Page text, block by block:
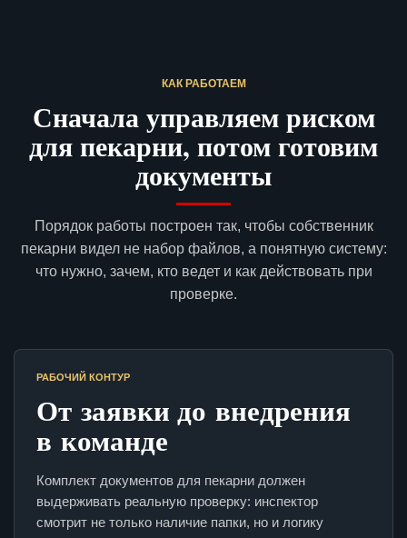
КАК РАБОТАЕМ
Сначала управляем риском
для пекарни, потом готовим
документы
Порядок работы построен так, чтобы собственник
пекарни видел не набор файлов, а понятную систему:
что нужно, зачем, кто ведет и как действовать при
проверке.
РАБОЧИЙ КОНТУР
От заявки до внедрения
в команде
Комплект документов для пекарни должен
выдерживать реальную проверку: инспектор
смотрит не только наличие папки, но и логику